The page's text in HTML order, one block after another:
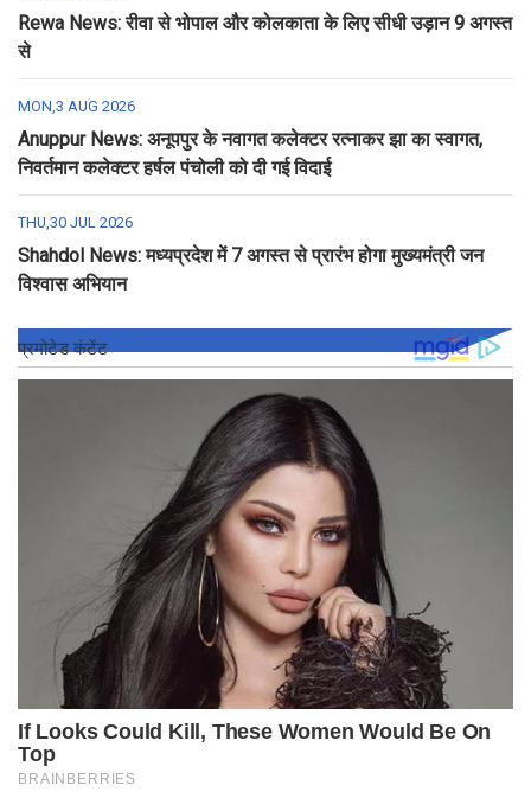
Rewa News: रीवा से भोपाल और कोलकाता के लिए सीधी उड़ान 9 अगस्त
से
MON,3 AUG 2026
Anuppur News: अनूपपुर के नवागत कलेक्टर रत्नाकर झा का स्वागत,
निवर्तमान कलेक्टर हर्षल पंचोली को दी गई विदाई
THU,30 JUL 2026
Shahdol News: मध्यप्रदेश में 7 अगस्त से प्रारंभ होगा मुख्यमंत्री जन
विश्वास अभियान